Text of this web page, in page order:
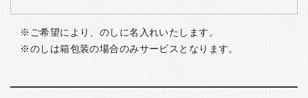
ご希望により、のしに名入れいたします。
のしは箱包装の場合のみサービスとなります。